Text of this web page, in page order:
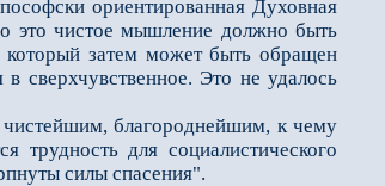
ориентированная Духовная
это чистое мышление должно быть
затем может быть обращен
сверхчувственное. Это не удалось
благороднейшим, к чему
трудность для социалистического
силы спасения".